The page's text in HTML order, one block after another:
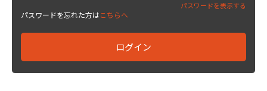
パスワードを表示する
パスワードを忘れた方はこちらへ